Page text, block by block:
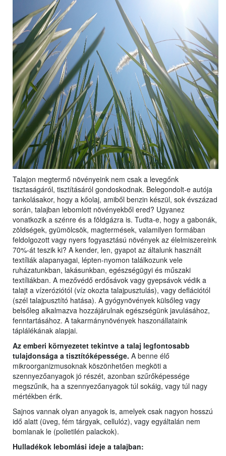
Talajon megtermő növényeink nem csak a levegőnk
tisztaságáról, tisztításáról gondoskodnak. Belegondolt-e autója
tankolásakor, hogy a kőolaj, amiből benzin készül, sok évszázad
során, talajban lebomlott növényekből ered? Ugyanez
vonatkozik a szénre és a földgázra is. Tudta-e, hogy a gabonák,
zöldségek, gyümölcsök, magtermések, valamilyen formában
feldolgozott vagy nyers fogyasztású növények az élelmiszereink
70%-át teszik ki? A kender, len, gyapot az általunk használt
textíliák alapanyagai, lépten-nyomon találkozunk vele
ruházatunkban, lakásunkban, egészségügyi és műszaki
textíliákban. A mezővédő erdősávok vagy gyepsávok védik a
talajt a vízeróziótól (víz okozta talajpusztulás), vagy deflációtól
(szél talajpusztító hatása). A gyógynövények külsőleg vagy
belsőleg alkalmazva hozzájárulnak egészségünk javulásához,
fenntartásához. A takarmánynövények haszonállataink
táplálékának alapjai.
Az emberi környezetet tekintve a talaj legfontosabb
tulajdonsága a tisztítóképessége. A benne élő
mikroorganizmusoknak köszönhetően megköti a
szennyezőanyagok jó részét, azonban szűrőképessége
megszűnik, ha a szennyezőanyagok túl sokáig, vagy túl nagy
mértékben érik.
Sajnos vannak olyan anyagok is, amelyek csak nagyon hosszú
idő alatt (üveg, fém tárgyak, cellulóz), vagy egyáltalán nem
bomlanak le (polietilén palackok).
Hulladékok lebomlási ideje a talajban: